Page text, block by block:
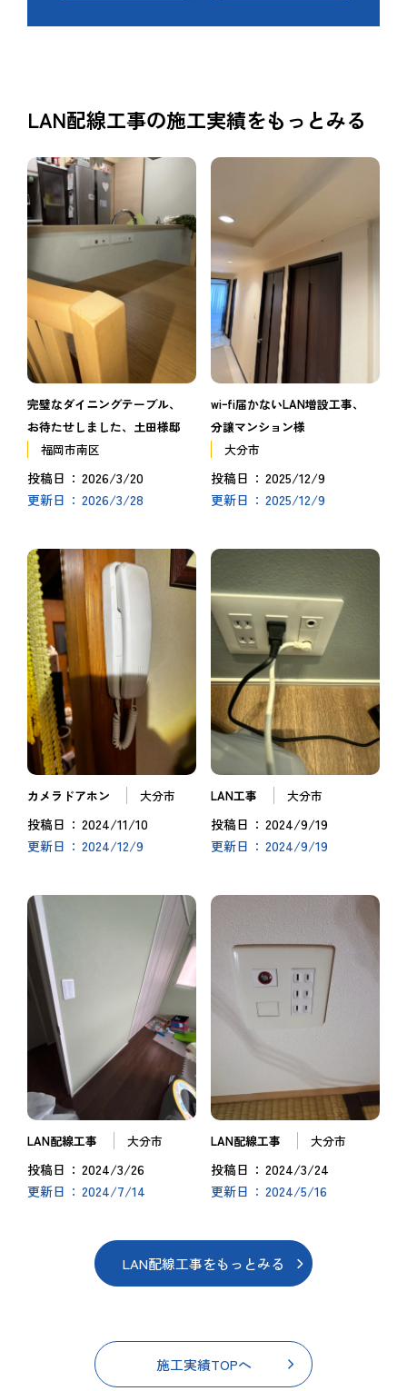
LAN配線工事の施工実績をもっとみる
完璧なダイニングテーブル、
お待たせしました、土田様邸
福岡市南区
投稿日 2026/3/20
更新日 2026/3/28
wiｰfi届かないLAN増設工事、
分譲マンション様
大分市
投稿日 2025/12/9
更新日 2025/12/9
カメラドアホン 大分市
投稿日 2024/11/10
更新日 2024/12/9
LAN工事 大分市
投稿日 2024/9/19
更新日 2024/9/19
LAN配線工事 大分市
投稿日 2024/3/26
更新日 2024/7/14
LAN配線工事 大分市
投稿日 2024/3/24
更新日 2024/5/16
LAN配線工事をもっとみる
施工実績TOPへ